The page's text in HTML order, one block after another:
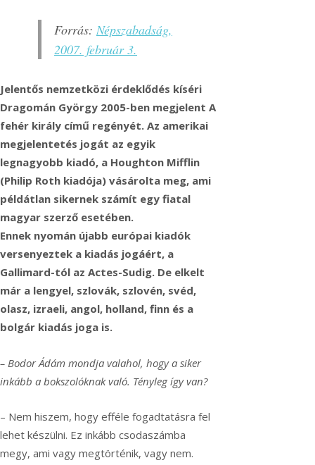
Forrás: Népszabadság,
2007. február 3.
Jelentős nemzetközi érdeklődés kíséri
Dragomán György 2005-ben megjelent A
fehér király című regényét. Az amerikai
megjelentetés jogát az egyik
legnagyobb kiadó, a Houghton Mifflin
(Philip Roth kiadója) vásárolta meg, ami
példátlan sikernek számít egy fiatal
magyar szerző esetében.
Ennek nyomán újabb európai kiadók
versenyeztek a kiadás jogáért, a
Gallimard-tól az Actes-Sudig. De elkelt
már a lengyel, szlovák, szlovén, svéd,
olasz, izraeli, angol, holland, finn és a
bolgár kiadás joga is.
– Bodor Ádám mondja valahol, hogy a siker
inkább a bokszolóknak való. Tényleg így van?
– Nem hiszem, hogy efféle fogadtatásra fel
lehet készülni. Ez inkább csodaszámba
megy, ami vagy megtörténik, vagy nem.